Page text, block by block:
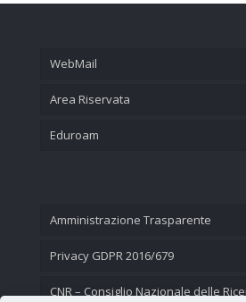
WebMail
Area Riservata
Eduroam
Amministrazione Trasparente
Privacy GDPR 2016/679
CNR – Consiglio Nazionale delle